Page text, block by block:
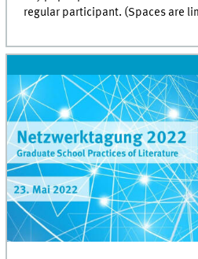
regular participant. (Spaces are